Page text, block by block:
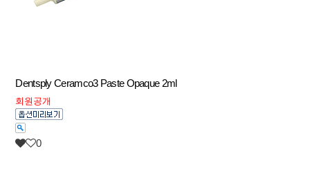
Dentsply Ceramco3 Paste Opaque 2ml
회원공개
0